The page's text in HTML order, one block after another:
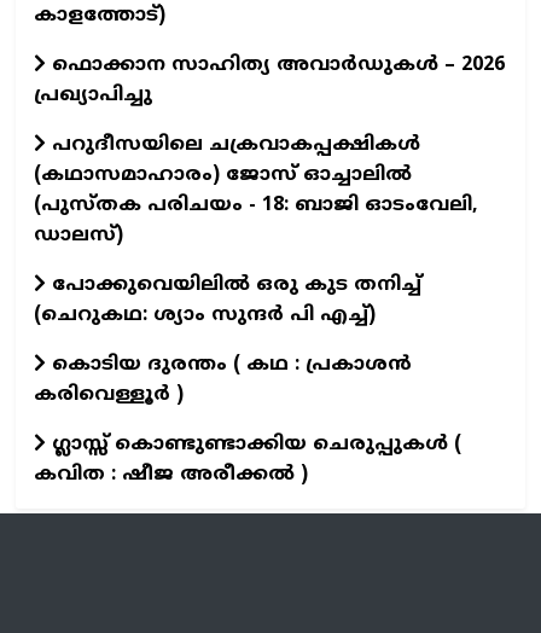
കാളത്തോട്)
ഫൊക്കാന സാഹിത്യ അവാർഡുകൾ – 2026
പ്രഖ്യാപിച്ചു
പറുദീസയിലെ ചക്രവാകപ്പക്ഷികൾ
(കഥാസമാഹാരം) ജോസ് ഓച്ചാലിൽ
(പുസ്തക പരിചയം - 18: ബാജി ഓടംവേലി,
ഡാലസ്)
പോക്കുവെയിലിൽ ഒരു കുട തനിച്ച്
(ചെറുകഥ: ശ്യാം സുന്ദര്‍ പി എച്ച്)
കൊടിയ ദുരന്തം ( കഥ : പ്രകാശൻ
കരിവെള്ളൂർ )
ഗ്ലാസ്സ് കൊണ്ടുണ്ടാക്കിയ ചെരുപ്പുകൾ (
കവിത : ഷീജ അരീക്കൽ )